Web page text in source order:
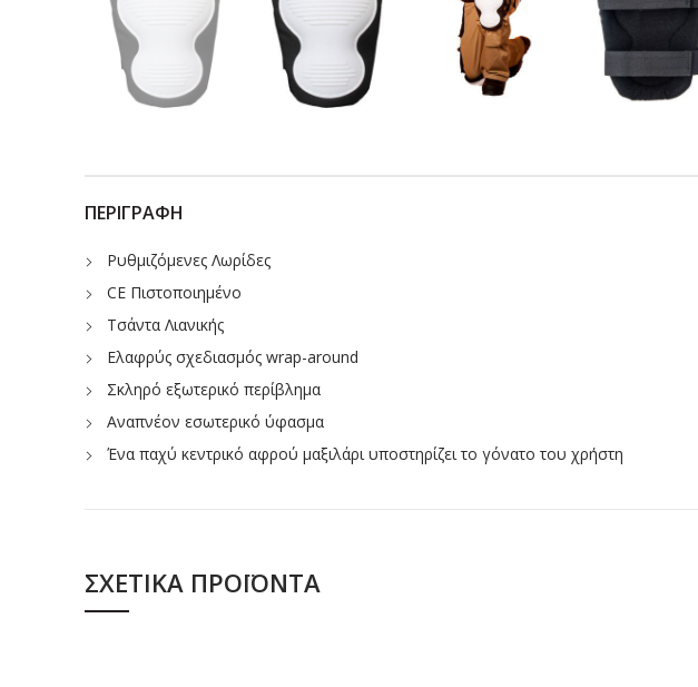
ΠΕΡΙΓΡΑΦΉ
Ρυθμιζόμενες Λωρίδες
CE Πιστοποιημένο
Τσάντα Λιανικής
Ελαφρύς σχεδιασμός wrap-around
Σκληρό εξωτερικό περίβλημα
Αναπνέον εσωτερικό ύφασμα
Ένα παχύ κεντρικό αφρού μαξιλάρι υποστηρίζει το γόνατο του χρήστη
ΣΧΕΤΙΚΆ ΠΡΟΪΌΝΤΑ